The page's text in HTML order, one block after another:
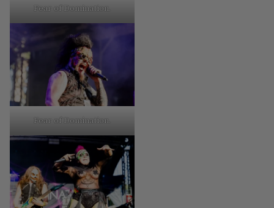
Fear of Domination.
Fear of Domination.